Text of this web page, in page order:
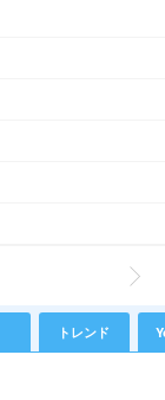
トレンド